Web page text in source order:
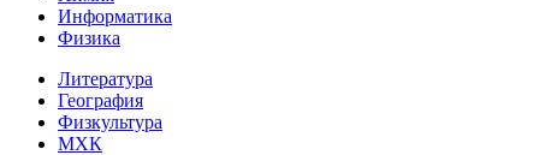
Информатика
Физика
Литература
География
Физкультура
МХК